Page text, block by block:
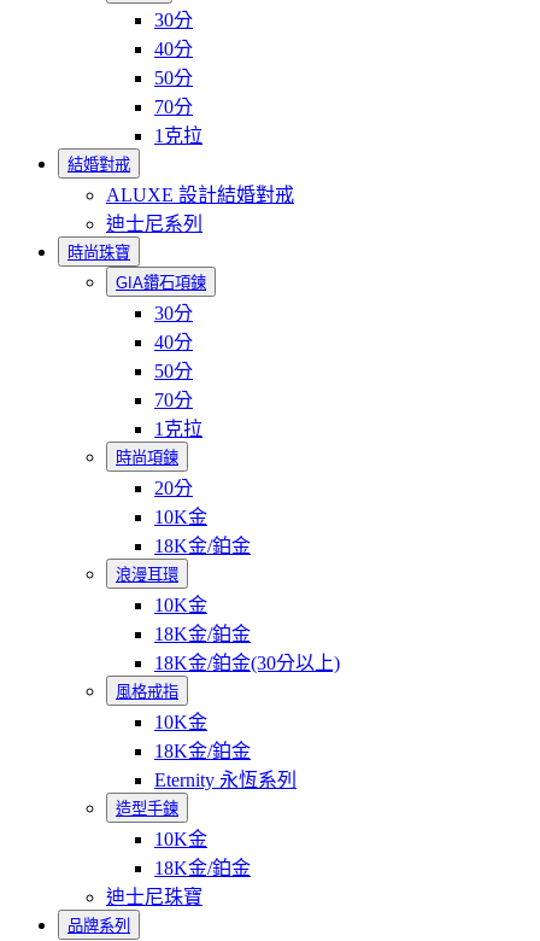
30分
40分
50分
70分
1克拉
結婚對戒
ALUXE 設計結婚對戒
迪士尼系列
時尚珠寶
GIA鑽石項鍊
30分
40分
50分
70分
1克拉
時尚項鍊
20分
10K金
18K金/鉑金
浪漫耳環
10K金
18K金/鉑金
18K金/鉑金(30分以上)
風格戒指
10K金
18K金/鉑金
Eternity 永恆系列
造型手鍊
10K金
18K金/鉑金
迪士尼珠寶
品牌系列